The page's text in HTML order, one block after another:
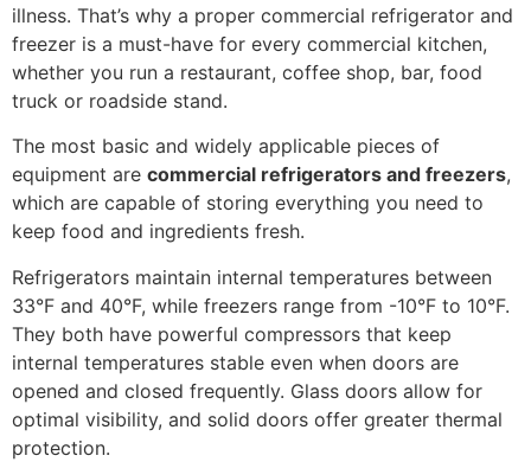
illness. That’s why a proper commercial refrigerator and
freezer is a must-have for every commercial kitchen,
whether you run a restaurant, coffee shop, bar, food
truck or roadside stand.
The most basic and widely applicable pieces of
equipment are commercial refrigerators and freezers,
which are capable of storing everything you need to
keep food and ingredients fresh.
Refrigerators maintain internal temperatures between
33°F and 40°F, while freezers range from -10°F to 10°F.
They both have powerful compressors that keep
internal temperatures stable even when doors are
opened and closed frequently. Glass doors allow for
optimal visibility, and solid doors offer greater thermal
protection.